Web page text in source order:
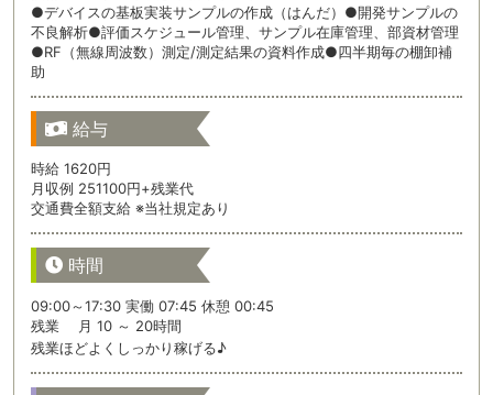
●デバイスの基板実装サンプルの作成（はんだ）●開発サンプルの
不良解析●評価スケジュール管理、サンプル在庫管理、部資材管理
●RF（無線周波数）測定/測定結果の資料作成●四半期毎の棚卸補
助
給与
時給 1620円
月収例 251100円+残業代
交通費全額支給 ※当社規定あり
時間
09:00～17:30 実働 07:45 休憩 00:45
残業 月 10 ～ 20時間
残業ほどよくしっかり稼げる♪